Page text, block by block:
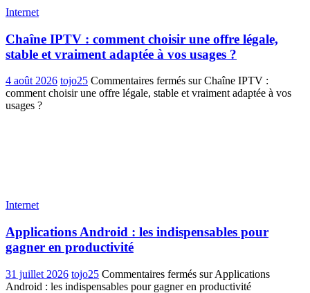
Internet
Chaîne IPTV : comment choisir une offre légale,
stable et vraiment adaptée à vos usages ?
4 août 2026 tojo25 Commentaires fermés sur Chaîne IPTV :
comment choisir une offre légale, stable et vraiment adaptée à vos
usages ?
Internet
Applications Android : les indispensables pour
gagner en productivité
31 juillet 2026 tojo25 Commentaires fermés sur Applications
Android : les indispensables pour gagner en productivité